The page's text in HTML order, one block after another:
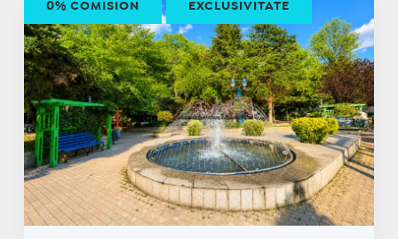
0% COMISION EXCLUSIVITATE